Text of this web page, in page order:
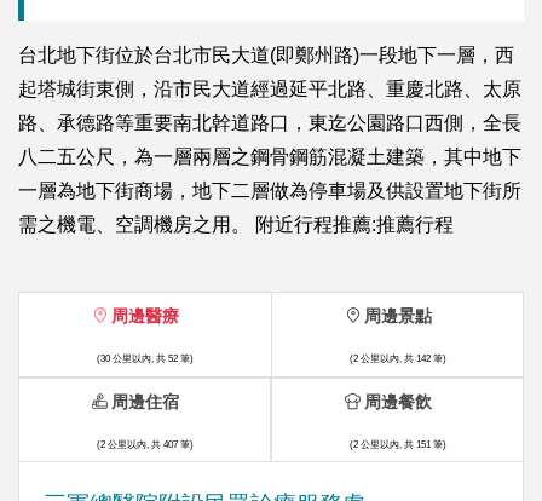
台北地下街位於台北市民大道(即鄭州路)一段地下一層，西
起塔城街東側，沿市民大道經過延平北路、重慶北路、太原
路、承德路等重要南北幹道路口，東迄公園路口西側，全長
八二五公尺，為一層兩層之鋼骨鋼筋混凝土建築，其中地下
一層為地下街商場，地下二層做為停車場及供設置地下街所
需之機電、空調機房之用。 附近行程推薦:推薦行程
周邊醫療
(30 公里以內, 共 52 筆)
周邊景點
(2 公里以內, 共 142 筆)
周邊住宿
(2 公里以內, 共 407 筆)
周邊餐飲
(2 公里以內, 共 151 筆)